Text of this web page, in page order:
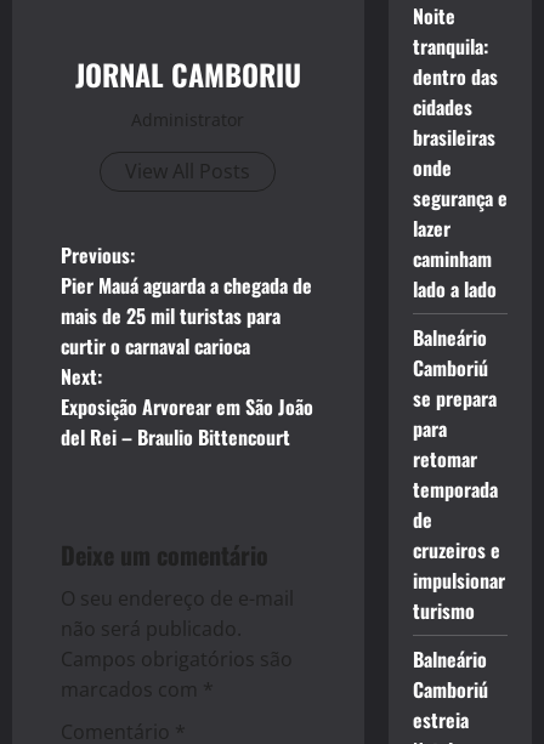
JORNAL CAMBORIU
Administrator
View All Posts
P
o
s
t
v
i
g
a
Previous:
Pier Mauá aguarda a chegada de
mais de 25 mil turistas para
curtir o carnaval carioca
Next:
Exposição Arvorear em São João
del Rei – Braulio Bittencourt
Deixe um comentário
O seu endereço de e-mail
não será publicado.
Campos obrigatórios são
marcados com *
Comentário *
Noite
tranquila:
dentro das
cidades
brasileiras
onde
segurança e
lazer
caminham
lado a lado
Balneário
Camboriú
se prepara
para
retomar
temporada
de
cruzeiros e
impulsionar
turismo
Balneário
Camboriú
estreia